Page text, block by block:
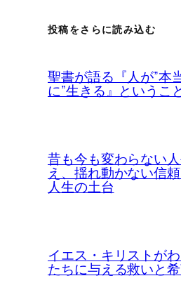
投稿をさらに読み込む
聖書が語る『人が”本
に”生きる』というこ
昔も今も変わらない
え、揺れ動かない信
人生の土台
イエス・キリストが
たちに与える救いと